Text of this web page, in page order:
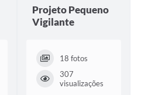
Projeto Pequeno
Vigilante
18 fotos
307
visualizações